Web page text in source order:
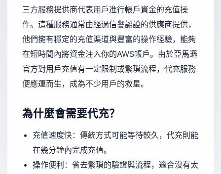
三方服務提供商代表用戶進行帳戶資金的充值操
作。這種服務通常由經過信譽認證的供應商提供，
他們擁有穩定的充值渠道與豐富的操作經驗，能夠
在短時間內將資金注入你的AWS帳戶。由於亞馬遜
官方對用戶充值有一定限制或繁瑣流程，代充服務
便應運而生，成為不少用戶的救星。
為什麼會需要代充？
充值速度快：傳統方式可能等待較久，代充則能
在幾分鐘內完成充值。
操作便利：省去繁瑣的驗證與流程，適合沒有太